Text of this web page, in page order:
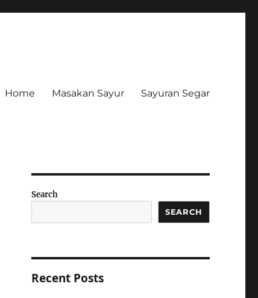
Home Masakan Sayur Sayuran Segar
Search
SEARCH
Recent Posts